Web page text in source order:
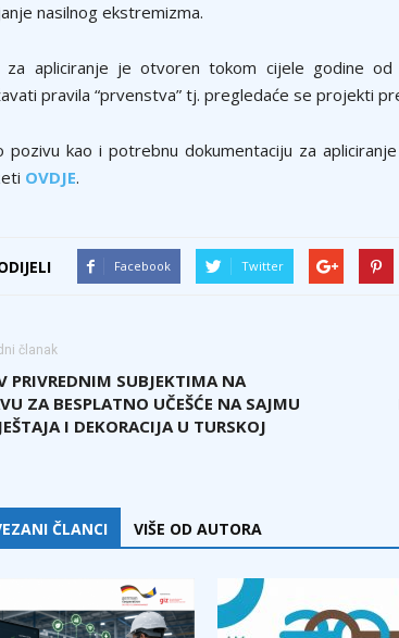
nasilnog ekstremizma.
za apliciranje je otvoren tokom cijele godine
pravila “prvenstva” tj. pregledaće se projekti
pozivu kao i potrebnu dokumentaciju za
OVDJE.
Facebook Twitter
članak
PRIVREDNIM SUBJEKTIMA NA
ZA BESPLATNO UČEŠĆE NA SAJMU
I DEKORACIJA U TURSKOJ
ČLANCI VIŠE OD AUTORA